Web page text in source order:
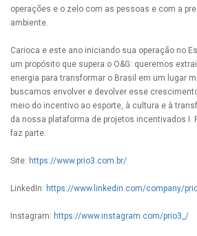
operações e o zelo com as pessoas e com a
ambiente.
Carioca e este ano iniciando sua operação no
um propósito que supera o O&G: queremos
energia para transformar o Brasil em um lugar
buscamos envolver e devolver esse
meio do incentivo ao esporte, à cultura e à
da nossa plataforma de projetos incentivados I
faz parte.
Site: https://www.prio3.com.br/
LinkedIn: https://www.linkedin.com/company/
Instagram: https://www.instagram.com/prio3_/